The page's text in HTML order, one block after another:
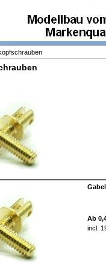
Ab
incl.